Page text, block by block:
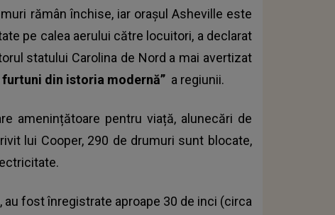
rămân închise, iar orașul Asheville este
pe calea aerului către locuitori, a declarat
statului Carolina de Nord a mai avertizat
din istoria modernă” a regiunii.
amenințătoare pentru viață, alunecări de
lui Cooper, 290 de drumuri sunt blocate,
au fost înregistrate aproape 30 de inci (circa